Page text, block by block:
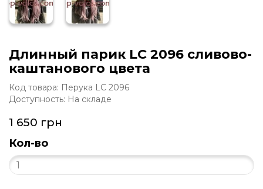
Длинный парик LC 2096 сливово-
каштанового цвета
Код товара: Перука LC 2096
Доступность: На складе
1 650 грн
Кол-во